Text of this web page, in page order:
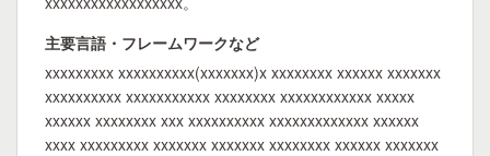
主要言語・フレームワークなど
xxxxxxxxx xxxxxxxxxx(xxxxxxx)x xxxxxxxx xxxxxx xxxxxxx
xxxxxxxxxx xxxxxxxxxxx xxxxxxxx xxxxxxxxxxxx xxxxx
xxxxxx xxxxxxxx xxx xxxxxxxxxx xxxxxxxxxxxxx xxxxxx
xxxx xxxxxxxxx xxxxxxx xxxxxxx xxxxxxxx xxxxxx xxxxxxx